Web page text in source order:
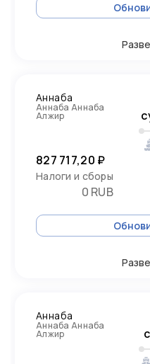
Аннаба
Аннаба Аннаба
Алжир
827 717,20 ₽
Налоги и сборы
0 RUB
Аннаба
Аннаба Аннаба
Алжир